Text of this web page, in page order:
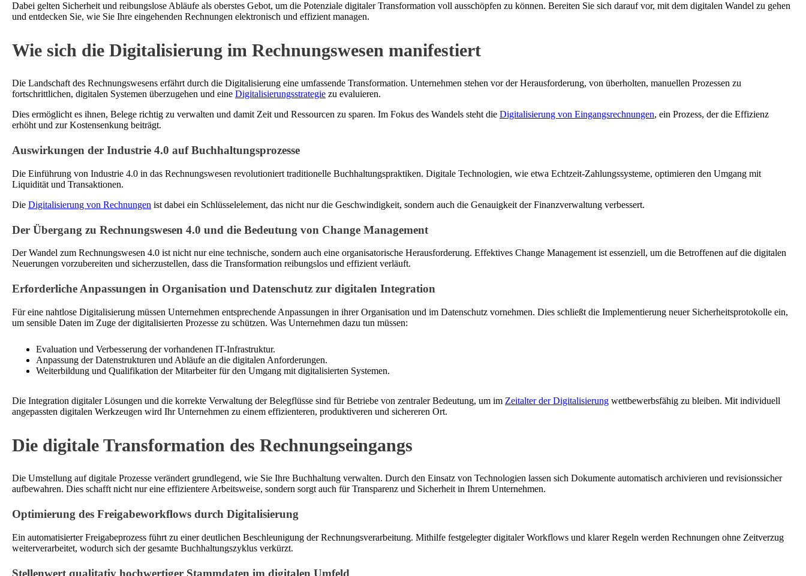
Dabei gelten Sicherheit und reibungslose Abläufe als oberstes Gebot, um die Potenziale digitaler Transformation voll ausschöpfen zu können. Bereiten Sie sich darauf vor, mit dem digitalen Wandel zu gehen
und entdecken Sie, wie Sie Ihre eingehenden Rechnungen elektronisch und effizient managen.
Wie sich die Digitalisierung im Rechnungswesen manifestiert
Die Landschaft des Rechnungswesens erfährt durch die Digitalisierung eine umfassende Transformation. Unternehmen stehen vor der Herausforderung, von überholten, manuellen Prozessen zu
fortschrittlichen, digitalen Systemen überzugehen und eine Digitalisierungsstrategie zu evaluieren.
Dies ermöglicht es ihnen, Belege richtig zu verwalten und damit Zeit und Ressourcen zu sparen. Im Fokus des Wandels steht die Digitalisierung von Eingangsrechnungen, ein Prozess, der die Effizienz
erhöht und zur Kostensenkung beiträgt.
Auswirkungen der Industrie 4.0 auf Buchhaltungsprozesse
Die Einführung von Industrie 4.0 in das Rechnungswesen revolutioniert traditionelle Buchhaltungspraktiken. Digitale Technologien, wie etwa Echtzeit-Zahlungssysteme, optimieren den Umgang mit
Liquidität und Transaktionen.
Die Digitalisierung von Rechnungen ist dabei ein Schlüsselelement, das nicht nur die Geschwindigkeit, sondern auch die Genauigkeit der Finanzverwaltung verbessert.
Der Übergang zu Rechnungswesen 4.0 und die Bedeutung von Change Management
Der Wandel zum Rechnungswesen 4.0 ist nicht nur eine technische, sondern auch eine organisatorische Herausforderung. Effektives Change Management ist essenziell, um die Betroffenen auf die digitalen
Neuerungen vorzubereiten und sicherzustellen, dass die Transformation reibungslos und effizient verläuft.
Erforderliche Anpassungen in Organisation und Datenschutz zur digitalen Integration
Für eine nahtlose Digitalisierung müssen Unternehmen entsprechende Anpassungen in ihrer Organisation und im Datenschutz vornehmen. Dies schließt die Implementierung neuer Sicherheitsprotokolle ein,
um sensible Daten im Zuge der digitalisierten Prozesse zu schützen. Was Unternehmen dazu tun müssen:
Evaluation und Verbesserung der vorhandenen IT-Infrastruktur.
Anpassung der Datenstrukturen und Abläufe an die digitalen Anforderungen.
Weiterbildung und Qualifikation der Mitarbeiter für den Umgang mit digitalisierten Systemen.
Die Integration digitaler Lösungen und die korrekte Verwaltung der Belegflüsse sind für Betriebe von zentraler Bedeutung, um im Zeitalter der Digitalisierung wettbewerbsfähig zu bleiben. Mit individuell
angepassten digitalen Werkzeugen wird Ihr Unternehmen zu einem effizienteren, produktiveren und sichereren Ort.
Die digitale Transformation des Rechnungseingangs
Die Umstellung auf digitale Prozesse verändert grundlegend, wie Sie Ihre Buchhaltung verwalten. Durch den Einsatz von Technologien lassen sich Dokumente automatisch archivieren und revisionssicher
aufbewahren. Dies schafft nicht nur eine effizientere Arbeitsweise, sondern sorgt auch für Transparenz und Sicherheit in Ihrem Unternehmen.
Optimierung des Freigabeworkflows durch Digitalisierung
Ein automatisierter Freigabeprozess führt zu einer deutlichen Beschleunigung der Rechnungsverarbeitung. Mithilfe festgelegter digitaler Workflows und klarer Regeln werden Rechnungen ohne Zeitverzug
weiterverarbeitet, wodurch sich der gesamte Buchhaltungszyklus verkürzt.
Stellenwert qualitativ hochwertiger Stammdaten im digitalen Umfeld